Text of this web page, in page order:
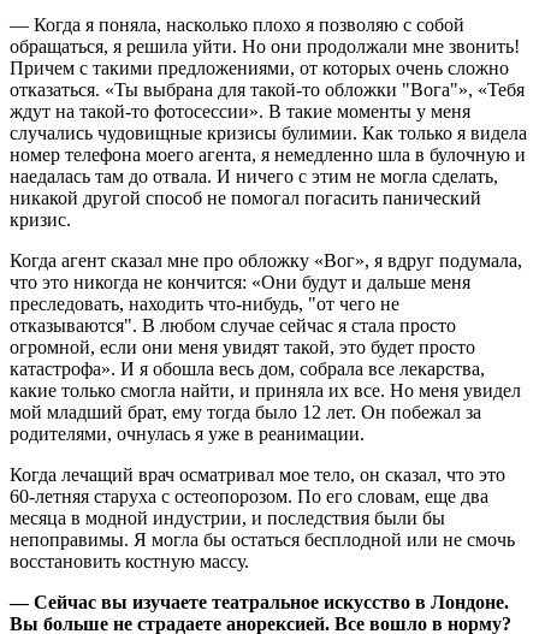
— Когда я поняла, насколько плохо я позволяю с собой
обращаться, я решила уйти. Но они продолжали мне звонить!
Причем с такими предложениями, от которых очень сложно
отказаться. «Ты выбрана для такой-то обложки "Вога"», «Тебя
ждут на такой-то фотосессии». В такие моменты у меня
случались чудовищные кризисы булимии. Как только я видела
номер телефона моего агента, я немедленно шла в булочную и
наедалась там до отвала. И ничего с этим не могла сделать,
никакой другой способ не помогал погасить панический
кризис.
Когда агент сказал мне про обложку «Вог», я вдруг подумала,
что это никогда не кончится: «Они будут и дальше меня
преследовать, находить что-нибудь, "от чего не
отказываются". В любом случае сейчас я стала просто
огромной, если они меня увидят такой, это будет просто
катастрофа». И я обошла весь дом, собрала все лекарства,
какие только смогла найти, и приняла их все. Но меня увидел
мой младший брат, ему тогда было 12 лет. Он побежал за
родителями, очнулась я уже в реанимации.
Когда лечащий врач осматривал мое тело, он сказал, что это
60-летняя старуха с остеопорозом. По его словам, еще два
месяца в модной индустрии, и последствия были бы
непоправимы. Я могла бы остаться бесплодной или не смочь
восстановить костную массу.
— Сейчас вы изучаете театральное искусство в Лондоне.
Вы больше не страдаете анорексией. Все вошло в норму?